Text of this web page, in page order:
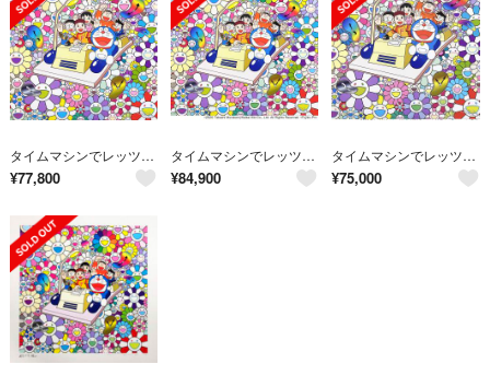
タイムマシンでレッツゴー ポスター ドラえもん 村上隆 カイカイキキ
¥77,800
タイムマシンでレッツゴー (ポスター作品) 村上隆 ドラえもん
¥84,900
タイムマシンでレッツゴー ポスター
¥75,000